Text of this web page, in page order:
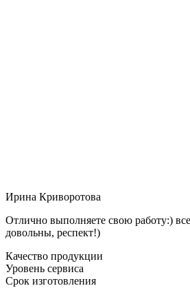
Ирина Криворотова
Отлично выполняете свою работу:)
довольны, респект!)
Качество продукции
Уровень сервиса
Срок изготовления